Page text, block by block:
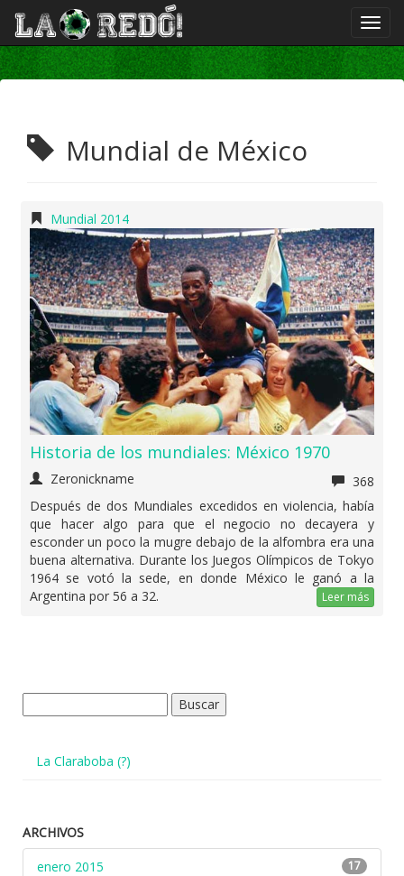
Mundial de México
Mundial 2014
Historia de los mundiales: México 1970
Zeronickname
368
Después de dos Mundiales excedidos en violencia, había
que hacer algo para que el negocio no decayera y
esconder un poco la mugre debajo de la alfombra era una
buena alternativa. Durante los Juegos Olímpicos de Tokyo
1964 se votó la sede, en donde México le ganó a la
Argentina por 56 a 32.
Leer más
La Claraboba (?)
ARCHIVOS
enero 2015
17